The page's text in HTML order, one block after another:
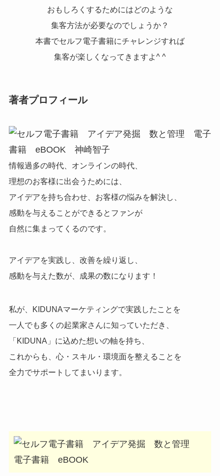
おもしろくするためにはどのような
集客方法が必要なのでしょうか？
本書でセルフ電子書籍にチャレンジすれば
集客が楽しくなってきますよ^ ^
著者プロフィール
情報過多の時代、オンラインの時代、
理想のお客様に出会うためには、
アイデアを持ち合わせ、お客様の悩みを解決し、
感動を与えることができるとファンが
自然に集まってくるのです。
アイデアを実践し、改善を繰り返し、
感動を与えた数が、成果の数になります！
私が、KIDUNAマーケティングで実践したことを
一人でも多くの起業家さんに知っていただき、
「KIDUNA」に込めた想いの軸を持ち、
これからも、心・スキル・環境面を整えることを
全力でサポートしてまいります。